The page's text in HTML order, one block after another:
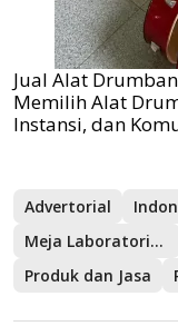
Jual Alat
Memilih Alat
Instansi, dan
Advertorial
Meja Laboratorium
Produk dan Jasa